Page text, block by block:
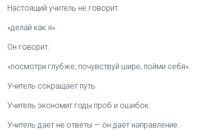
Настоящий учитель не говорит:
«делай как я».
Он говорит:
«посмотри глубже, почувствуй шире, пойми себя».
Учитель сокращает путь.
Учитель экономит годы проб и ошибок.
Учитель даёт не ответы — он даёт направление.